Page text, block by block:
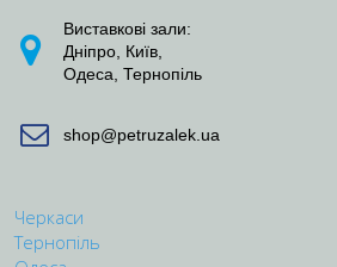
Виставкові зали:
Дніпро Київ
Одеса Тернопіль
shop@petruzalek.ua
Черкаси
Тернопіль